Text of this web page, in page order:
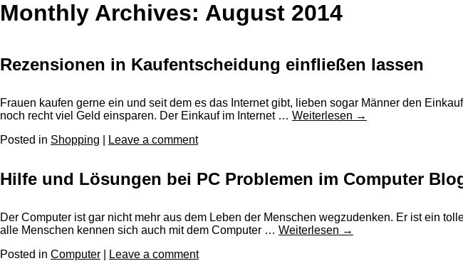
Monthly Archives: August 2014
Rezensionen in Kaufentscheidung einfließen lassen
Frauen kaufen gerne ein und seit dem es das Internet gibt, lieben sogar Männer den
noch recht viel Geld einsparen. Der Einkauf im Internet … Weiterlesen →
Posted in Shopping Leave a comment
Hilfe und Lösungen bei PC Problemen im Computer
Der Computer ist gar nicht mehr aus dem Leben der Menschen wegzudenken. Er ist ein
alle Menschen kennen sich auch mit dem Computer … Weiterlesen →
Posted in Computer Leave a comment